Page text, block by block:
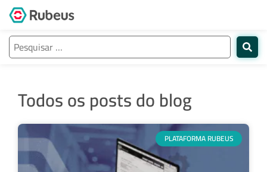
Todos os posts do blog
PLATAFORMA RUBEUS